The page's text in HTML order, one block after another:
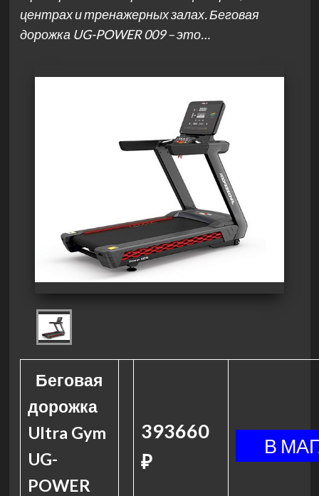
центрах и тренажерных залах. Беговая
дорожка UG-POWER 009 – это…
Беговая
дорожка
Ultra Gym
UG-
POWER
393660
₽